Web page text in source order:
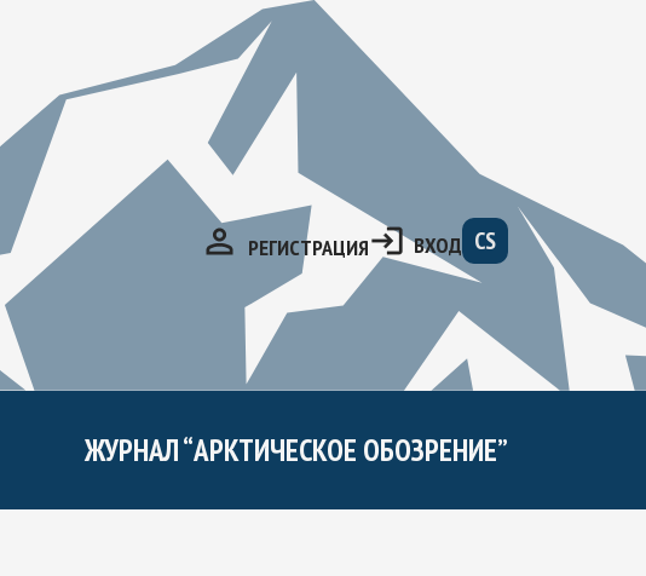
РЕГИСТРАЦИЯ ВХОД CS
ЖУРНАЛ “АРКТИЧЕСКОЕ ОБОЗРЕНИЕ”